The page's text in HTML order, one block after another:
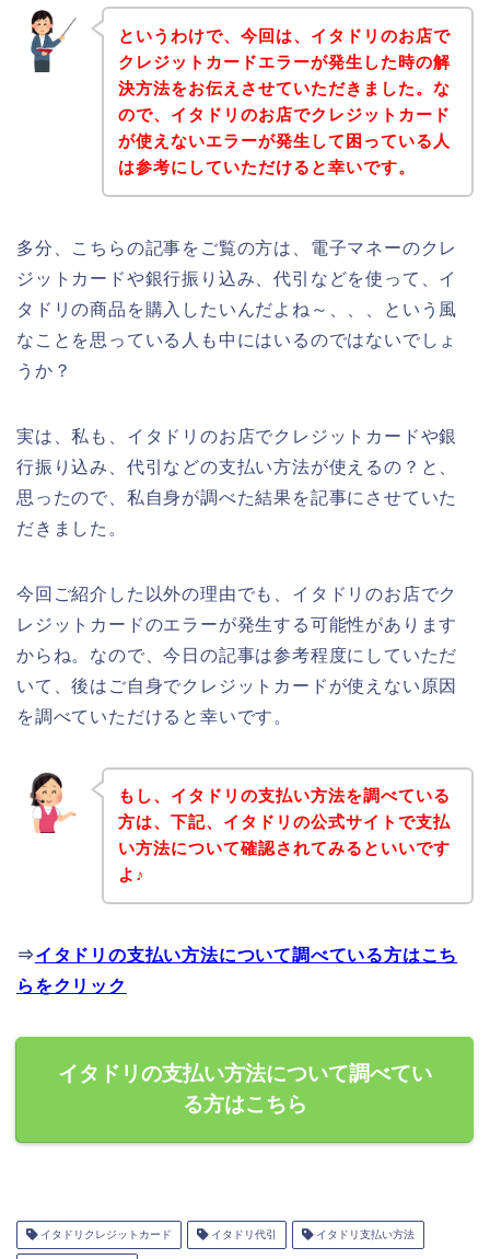
というわけで、今回は、イタドリのお店で
クレジットカードエラーが発生した時の解
決方法をお伝えさせていただきました。な
ので、イタドリのお店でクレジットカード
が使えないエラーが発生して困っている人
は参考にしていただけると幸いです。
多分、こちらの記事をご覧の方は、電子マネーのクレ
ジットカードや銀行振り込み、代引などを使って、イ
タドリの商品を購入したいんだよね～、、、という風
なことを思っている人も中にはいるのではないでしょ
うか？
実は、私も、イタドリのお店でクレジットカードや銀
行振り込み、代引などの支払い方法が使えるの？と、
思ったので、私自身が調べた結果を記事にさせていた
だきました。
今回ご紹介した以外の理由でも、イタドリのお店でク
レジットカードのエラーが発生する可能性があります
からね。なので、今日の記事は参考程度にしていただ
いて、後はご自身でクレジットカードが使えない原因
を調べていただけると幸いです。
もし、イタドリの支払い方法を調べている
方は、下記、イタドリの公式サイトで支払
い方法について確認されてみるといいです
よ♪
⇒イタドリの支払い方法について調べている方はこち
らをクリック
イタドリの支払い方法について調べてい
る方はこちら
イタドリクレジットカード イタドリ代引 イタドリ支払い方法